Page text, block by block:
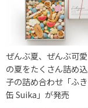
ぜんぶ夏、ぜんぶ可
の夏をたくさん詰め
子の詰め合わせ「ふ
缶 Suika」が発売